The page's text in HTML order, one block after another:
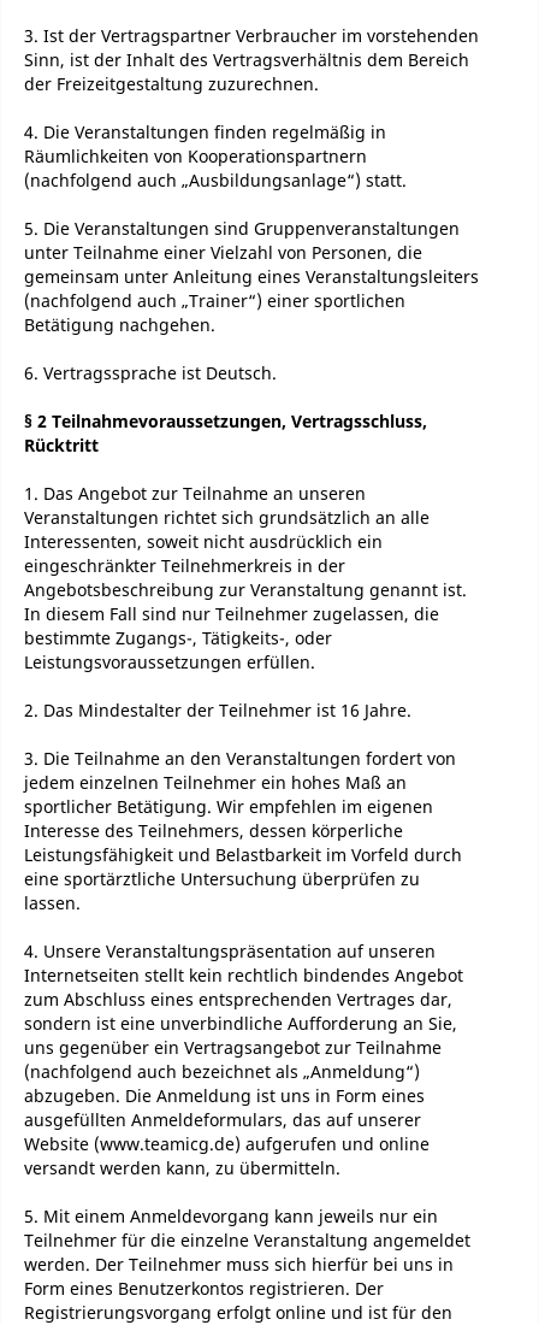
3. Ist der Vertragspartner Verbraucher im vorstehenden
Sinn, ist der Inhalt des Vertragsverhältnis dem Bereich
der Freizeitgestaltung zuzurechnen.
4. Die Veranstaltungen finden regelmäßig in
Räumlichkeiten von Kooperationspartnern
(nachfolgend auch „Ausbildungsanlage“) statt.
5. Die Veranstaltungen sind Gruppenveranstaltungen
unter Teilnahme einer Vielzahl von Personen, die
gemeinsam unter Anleitung eines Veranstaltungsleiters
(nachfolgend auch „Trainer“) einer sportlichen
Betätigung nachgehen.
6. Vertragssprache ist Deutsch.
§ 2 Teilnahmevoraussetzungen, Vertragsschluss,
Rücktritt
1. Das Angebot zur Teilnahme an unseren
Veranstaltungen richtet sich grundsätzlich an alle
Interessenten, soweit nicht ausdrücklich ein
eingeschränkter Teilnehmerkreis in der
Angebotsbeschreibung zur Veranstaltung genannt ist.
In diesem Fall sind nur Teilnehmer zugelassen, die
bestimmte Zugangs-, Tätigkeits-, oder
Leistungsvoraussetzungen erfüllen.
2. Das Mindestalter der Teilnehmer ist 16 Jahre.
3. Die Teilnahme an den Veranstaltungen fordert von
jedem einzelnen Teilnehmer ein hohes Maß an
sportlicher Betätigung. Wir empfehlen im eigenen
Interesse des Teilnehmers, dessen körperliche
Leistungsfähigkeit und Belastbarkeit im Vorfeld durch
eine sportärztliche Untersuchung überprüfen zu
lassen.
4. Unsere Veranstaltungspräsentation auf unseren
Internetseiten stellt kein rechtlich bindendes Angebot
zum Abschluss eines entsprechenden Vertrages dar,
sondern ist eine unverbindliche Aufforderung an Sie,
uns gegenüber ein Vertragsangebot zur Teilnahme
(nachfolgend auch bezeichnet als „Anmeldung“)
abzugeben. Die Anmeldung ist uns in Form eines
ausgefüllten Anmeldeformulars, das auf unserer
Website (www.teamicg.de) aufgerufen und online
versandt werden kann, zu übermitteln.
5. Mit einem Anmeldevorgang kann jeweils nur ein
Teilnehmer für die einzelne Veranstaltung angemeldet
werden. Der Teilnehmer muss sich hierfür bei uns in
Form eines Benutzerkontos registrieren. Der
Registrierungsvorgang erfolgt online und ist für den